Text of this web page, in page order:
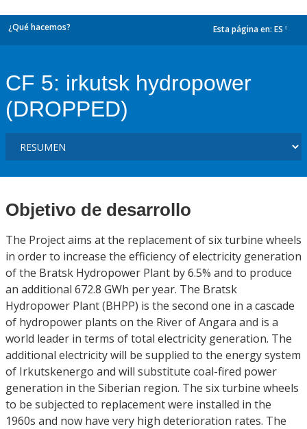
¿Qué hacemos? Esta página en: ES
CF 5: irkutsk hydropower
(DROPPED)
Objetivo de desarrollo
The Project aims at the replacement of six turbine wheels
in order to increase the efficiency of electricity generation
of the Bratsk Hydropower Plant by 6.5% and to produce
an additional 672.8 GWh per year. The Bratsk
Hydropower Plant (BHPP) is the second one in a cascade
of hydropower plants on the River of Angara and is a
world leader in terms of total electricity generation. The
additional electricity will be supplied to the energy system
of Irkutskenergo and will substitute coal-fired power
generation in the Siberian region. The six turbine wheels
to be subjected to replacement were installed in the
1960s and now have very high deterioration rates. The